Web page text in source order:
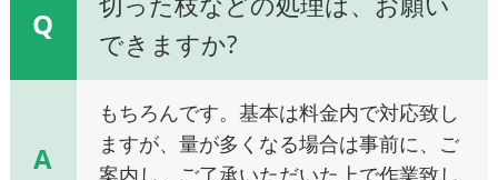
Q
できますか?
A
もちろんです。基本は料金内で対応致し
ますが、量が多くなる場合は事前に、ご
案内し、ご了承いただいた上で作業致し